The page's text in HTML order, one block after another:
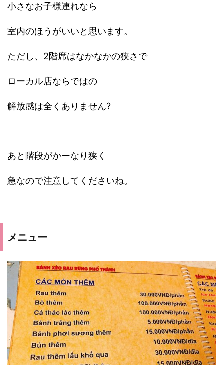
小さなお子様連れなら
室内のほうがいいと思います。
ただし、2階席はなかなかの狭さで
ローカル店ならではの
解放感は全くありません?
あと階段がかーなり狭く
急なので注意してくださいね。
メニュー